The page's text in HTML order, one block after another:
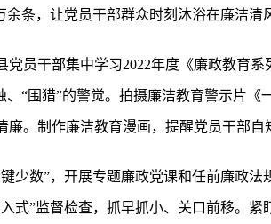
条，让党员干部群众时刻沐浴在廉洁清
员干部集中学习2022年度《廉政教育
“围猎”的警觉。拍摄廉洁教育警示片《
。制作廉洁教育漫画，提醒党员干部自
少数”，开展专题廉政党课和任前廉政
式”监督检查，抓早抓小、关口前移。